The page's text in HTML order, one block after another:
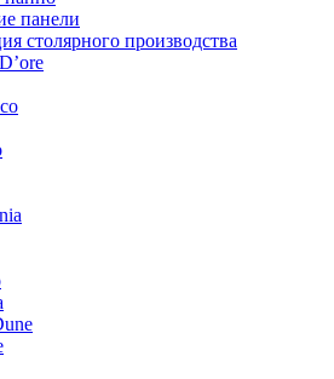
панели
столярного производства